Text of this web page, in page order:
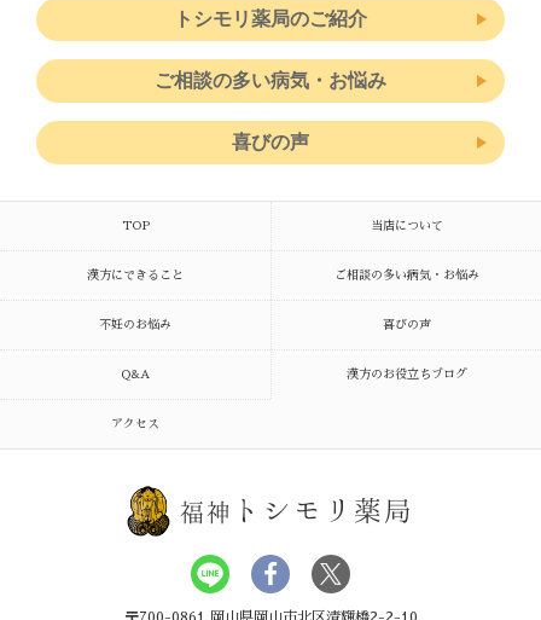
トシモリ薬局のご紹介
ご相談の多い病気・お悩み
喜びの声
TOP 当店について
漢方にできること ご相談の多い病気・お悩み
不妊のお悩み 喜びの声
Q&A 漢方のお役立ちブログ
アクセス
福神 トシモリ薬局